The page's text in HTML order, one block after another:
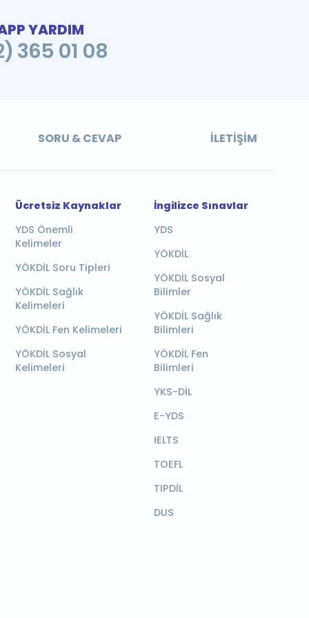
YARDIM
365 01 08
SORU & CEVAP İLETIŞIM
Ücretsiz Kaynaklar
YDS Önemli
Kelimeler
YÖKDİL Soru Tipleri
YÖKDİL Sağlık
Kelimeleri
YÖKDİL Fen Kelimeleri
YÖKDİL Sosyal
Kelimeleri
İngilizce Sınavlar
YDS
YÖKDİL
YÖKDİL Sosyal
Bilimler
YÖKDİL Sağlık
Bilimleri
YÖKDİL Fen
Bilimleri
YKS-DİL
E-YDS
IELTS
TOEFL
TIPDİL
DUS